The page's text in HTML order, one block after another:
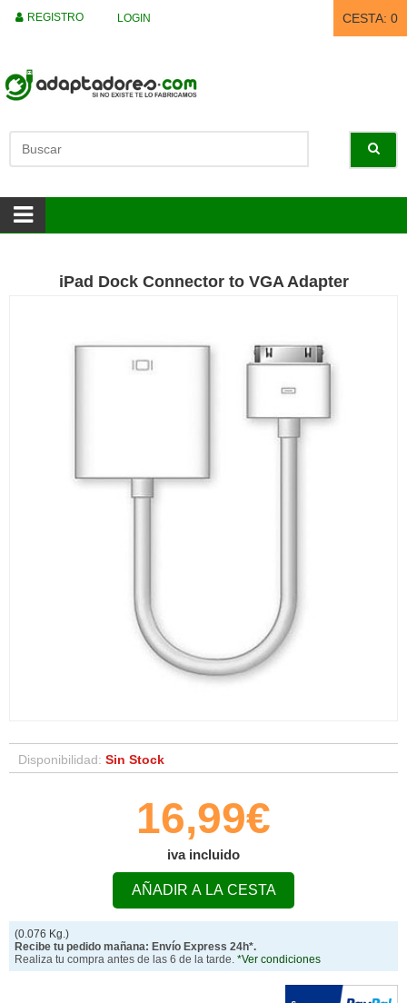
REGISTRO LOGIN CESTA: 0
iPad Dock Connector to VGA Adapter
Disponibilidad: Sin Stock
16,99€
iva incluido
AÑADIR A LA CESTA
(0.076 Kg.)
Recibe tu pedido mañana: Envío Express 24h*.
Realiza tu compra antes de las 6 de la tarde. *Ver condiciones